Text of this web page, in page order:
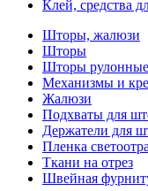
Клей, средства
Шторы, жалюзи
Шторы
Шторы рулонные
Механизмы и
Жалюзи
Подхваты для
Держатели для
Пленка
Ткани на отрез
Швейная